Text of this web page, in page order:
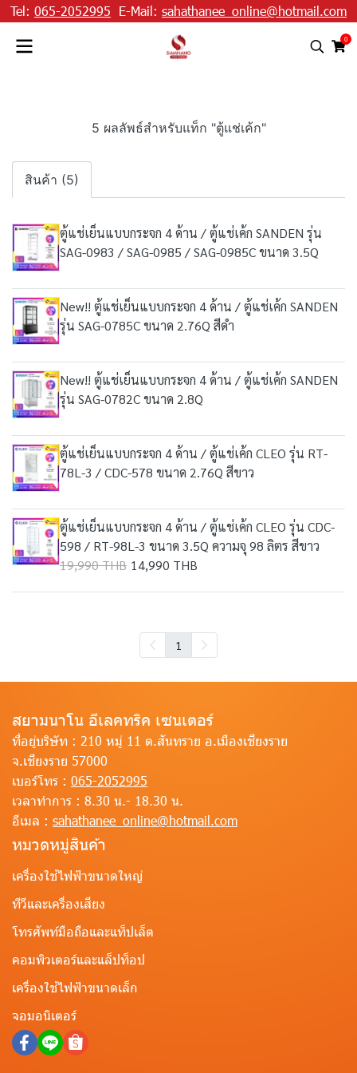
Tel: 065-2052995 E-Mail: sahathanee_online@hotmail.com
0
5 ผลลัพธ์สำหรับแท็ก "ตู้แช่เค้ก"
สินค้า (5)
ตู้แช่เย็นแบบกระจก 4 ด้าน / ตู้แช่เค้ก SANDEN รุ่น
SAG-0983 / SAG-0985 / SAG-0985C ขนาด 3.5Q
New!! ตู้แช่เย็นแบบกระจก 4 ด้าน / ตู้แช่เค้ก SANDEN
รุ่น SAG-0785C ขนาด 2.76Q สีดำ
New!! ตู้แช่เย็นแบบกระจก 4 ด้าน / ตู้แช่เค้ก SANDEN
รุ่น SAG-0782C ขนาด 2.8Q
ตู้แช่เย็นแบบกระจก 4 ด้าน / ตู้แช่เค้ก CLEO รุ่น RT-
78L-3 / CDC-578 ขนาด 2.76Q สีขาว
ตู้แช่เย็นแบบกระจก 4 ด้าน / ตู้แช่เค้ก CLEO รุ่น CDC-
598 / RT-98L-3 ขนาด 3.5Q ความจุ 98 ลิตร สีขาว
19,990 THB 14,990 THB
1
สยามนาโน อีเลคทริค เซนเตอร์
ที่อยู่บริษัท : 210 หมู่ 11 ต.สันทราย อ.เมืองเชียงราย
จ.เชียงราย 57000
เบอร์โทร : 065-2052995
เวลาทำการ : 8.30 น.- 18.30 น.
อีเมล : sahathanee_online@hotmail.com
หมวดหมู่สินค้า
เครื่องใช้ไฟฟ้าขนาดใหญ่
ทีวีและเครื่องเสียง
โทรศัพท์มือถือและแท็ปเล็ต
คอมพิวเตอร์และแล็ปท็อป
เครื่องใช้ไฟฟ้าขนาดเล็ก
จอมอนิเตอร์